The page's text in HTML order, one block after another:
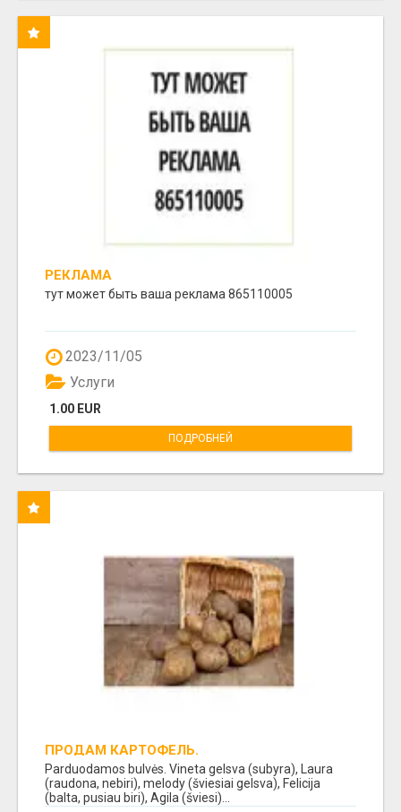
РЕКЛАМА
тут может быть ваша реклама 865110005
2023/11/05
1.00 EUR
Услуги
ПОДРОБНЕЙ
ПРОДАМ КАРТОФЕЛЬ.
Parduodamos bulvės. Vineta gelsva (subyra), Laura
(raudona, nebiri), melody (šviesiai gelsva), Felicija
(balta, pusiau biri), Agila (šviesi)...